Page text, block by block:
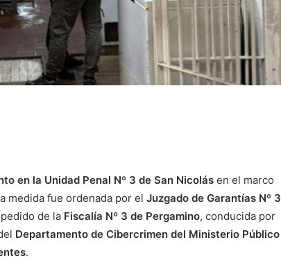
en la Unidad Penal Nº 3 de San Nicolás en el marco
medida fue ordenada por elJuzgado de Garantías Nº 3
de la Fiscalía Nº 3 de Pergamino, conducida por
Departamento de Cibercrimen del Ministerio Público
.